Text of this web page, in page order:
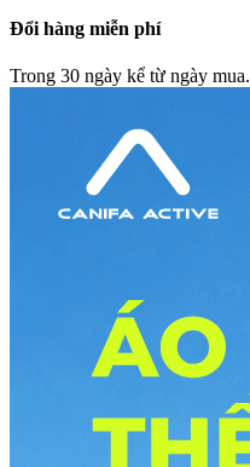
Đổi hàng miễn phí
Trong 30 ngày kể từ ngày mua.